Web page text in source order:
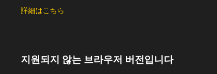
詳細はこちら
지원되지 않는 브라우저 버전입니다